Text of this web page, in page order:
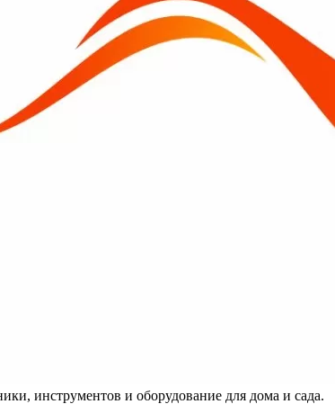
инструментов и оборудование для дома и сада.